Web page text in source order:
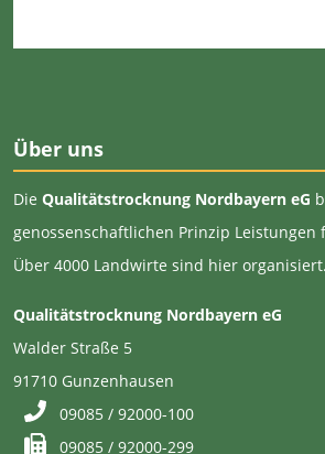
Über uns
Die Qualitätstrocknung Nordbayern eG
genossenschaftlichen Prinzip
Über 4000 Landwirte sind hier organisiert.
Qualitätstrocknung Nordbayern eG
Walder Straße 5
91710 Gunzenhausen
09085 / 92000-100
09085 / 92000-299